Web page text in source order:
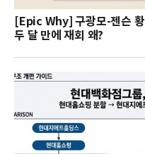
[Epic Why] 구광모-젠슨 황
두 달 만에 재회 왜?